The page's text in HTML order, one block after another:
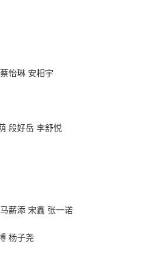
蔡怡琳 安相宇
段好岳 李舒悦
马薪添 宋鑫 张一诺
杨子尧